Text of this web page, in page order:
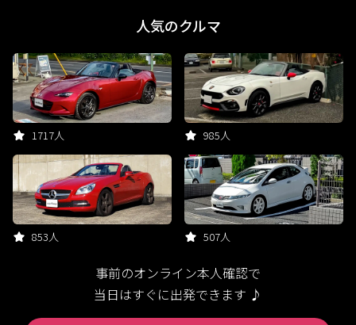
人気のクルマ
1717人 985人
853人 507人
事前のオンライン本人確認で
当日はすぐに出発できます ♪